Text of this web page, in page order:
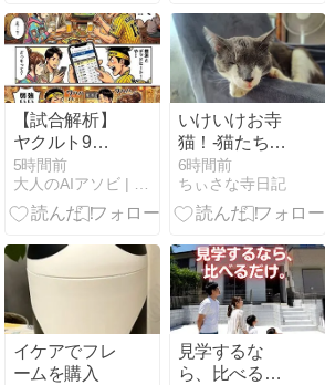
2030年度完成
予定！
【試合解析】
ヤクルト9安
打でソロ一発
1点！？強い
のか弱いの
デッドヒート
とツバメの不
思議な粘り腰
5時間前
大人のAIアソビ | AI遊びで未来を学ぶ、楽しむ実験室
いけいけお寺
猫！-猫たちの
謎の行動。-
6時間前
ちぃさな寺日記
イケアでフレ
ームを購入
見学するな
ら、比べるだ